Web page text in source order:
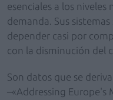
esenciales a los niveles
demanda. Sus
depender casi por
con la disminución del
Son datos que se
–«Addressing Europe's